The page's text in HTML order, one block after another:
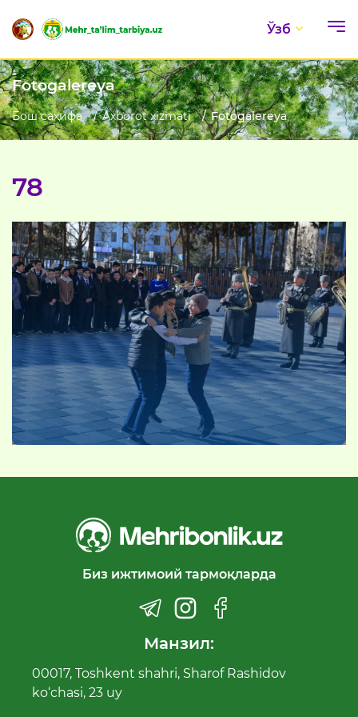
Ўзб
Fotogalereya
Бош саҳифа Axborot xizmati Fotogalereya
78
Биз ижтимоий тармоқларда
Манзил:
00017, Toshkent shahri, Sharof Rashidov
ko‘chasi, 23 uy